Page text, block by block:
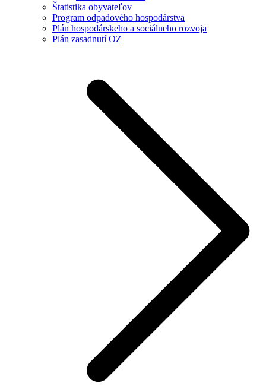
Štatistika obyvateľov
Program odpadového hospodárstva
Plán hospodárskeho a sociálneho rozvoja
Plán zasadnutí OZ